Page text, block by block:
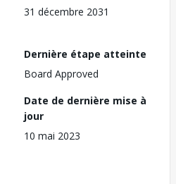
31 décembre 2031
Dernière étape atteinte
Board Approved
Date de dernière mise à
jour
10 mai 2023